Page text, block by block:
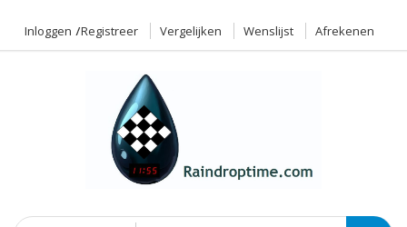
Inloggen Registreer Vergelijken Wenslijst Afrekenen